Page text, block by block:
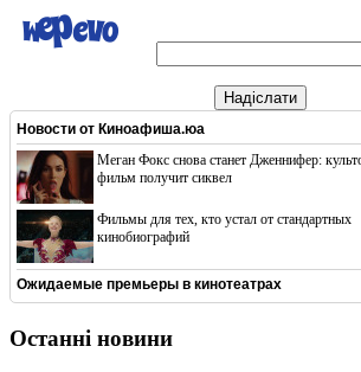
Надіслати
Новости от Киноафиша.юа
Меган Фокс снова станет Дженнифер:
фильм получит сиквел
Фильмы для тех, кто устал от стандартных
кинобиографий
Ожидаемые премьеры в кинотеатрах
Останні новини